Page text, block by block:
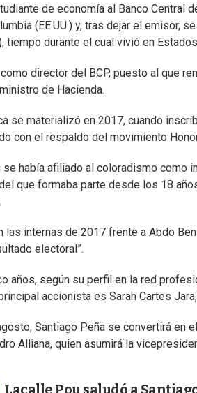
de economía al Banco Central
(EE.UU.) y, tras dejar el emisor,
tiempo durante el cual vivió en
director del BCP, puesto al que
de Hacienda.
se materializó en 2017, cuando
con el respaldo del movimiento
había afiliado al coloradismo como
que formaba parte desde los 18
las internas de 2017 frente a Abdo
electoral”.
años, según su perfil en la red
accionista es Sarah Cartes
Santiago Peña se convertirá en
Alliana, quien asumirá la
Lacalle Pou saludó a